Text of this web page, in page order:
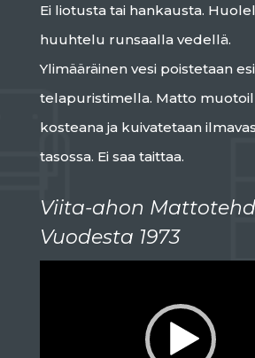
Ei liotusta tai hankausta.
huuhtelu runsaalla vedellä.
Ylimääräinen vesi poistetaan
telapuristimella. Matto
kosteana ja kuivatetaan
tasossa. Ei saa taittaa.
Viita-ahon
Vuodesta 1973